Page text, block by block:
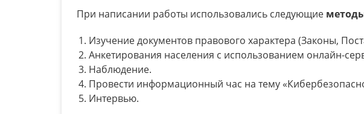
При написании работы использовались следующие
Изучение документов правового характера (Законы,
Анкетирования населения с использованием онлайн-
Наблюдение.
Провести информационный час на тему
Интервью.